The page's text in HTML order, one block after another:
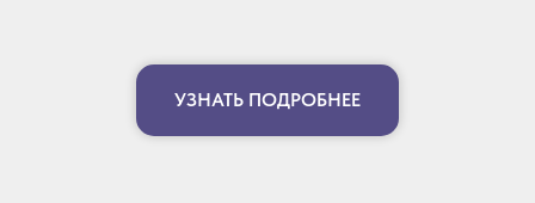
УЗНАТЬ ПОДРОБНЕЕ